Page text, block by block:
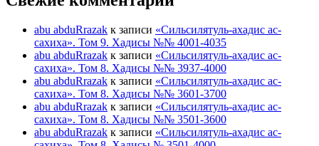
abu abduRrazak к записи «Сильсилятуль-ахадис ас-
сахиха». Том 9. Хадисы №№ 4001-4035
abu abduRrazak к записи «Сильсилятуль-ахадис ас-
сахиха». Том 8. Хадисы №№ 3937-4000
abu abduRrazak к записи «Сильсилятуль-ахадис ас-
сахиха». Том 8. Хадисы №№ 3601-3700
abu abduRrazak к записи «Сильсилятуль-ахадис ас-
сахиха». Том 8. Хадисы №№ 3501-3600
abu abduRrazak к записи «Сильсилятуль-ахадис ас-